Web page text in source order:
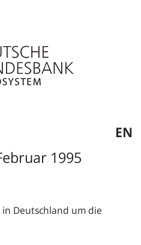
EN
1995
Deutschland um die